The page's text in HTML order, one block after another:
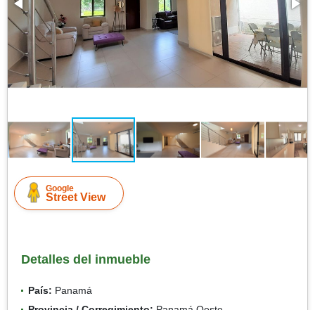
Google
Street View
Detalles del inmueble
País: Panamá